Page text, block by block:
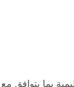
بما يتوافق مع